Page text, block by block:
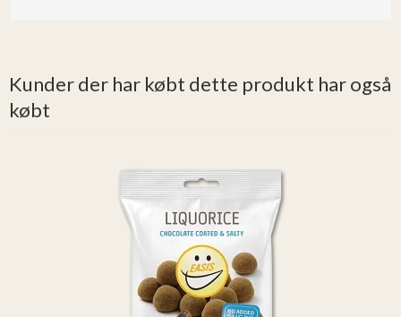
Kunder der har købt dette produkt har også
købt